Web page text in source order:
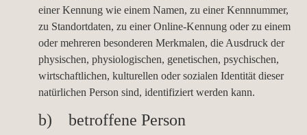
einer Kennung wie einem Namen, zu einer Kennnummer,
zu Standortdaten, zu einer Online-Kennung oder zu einem
oder mehreren besonderen Merkmalen, die Ausdruck der
physischen, physiologischen, genetischen, psychischen,
wirtschaftlichen, kulturellen oder sozialen Identität dieser
natürlichen Person sind, identifiziert werden kann.
b) betroffene Person